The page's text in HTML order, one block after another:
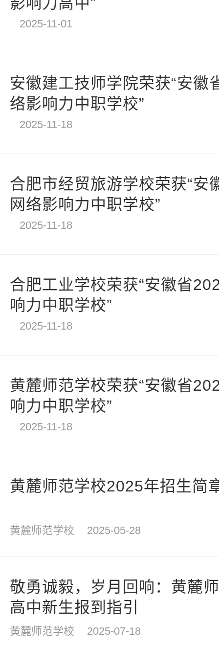
2025-11-01
安徽建工技师学院荣获“安徽
络影响力中职学校”
2025-11-18
合肥市经贸旅游学校荣获“安
网络影响力中职学校”
2025-11-18
合肥工业学校荣获“安徽省
响力中职学校”
2025-11-18
黄麓师范学校荣获“安徽省
响力中职学校”
2025-11-18
黄麓师范学校2025年招生简
黄麓师范学校 2025-05-28
敬勇诚毅，岁月回响：黄麓
高中新生报到指引
黄麓师范学校 2025-07-18